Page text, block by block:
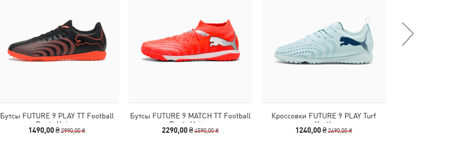
Бутсы FUTURE 9 PLAY TT Football
Boots Unisex
1490,00 ₴2990,00 ₴
Бутсы FUTURE 9 MATCH TT Football
Boots Unisex
2290,00 ₴4590,00 ₴
Кроссовки FUTURE 9 PLAY Turf
Youth
1240,00 ₴2490,00 ₴